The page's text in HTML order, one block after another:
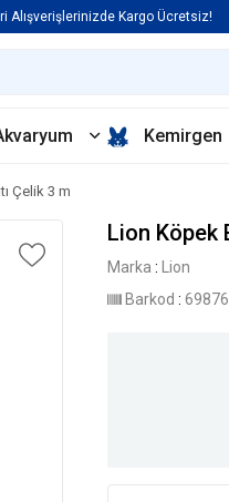
Alışverişlerinizde Kargo Ücretsiz!
Kemirgen
Çelik 3 m
Lion Köpek
Marka :
Lion
Barkod :